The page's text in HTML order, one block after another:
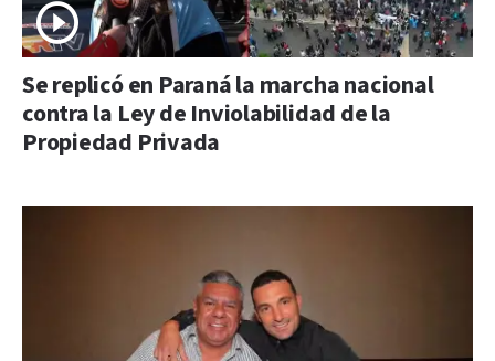
Se replicó en Paraná la marcha nacional
contra la Ley de Inviolabilidad de la
Propiedad Privada